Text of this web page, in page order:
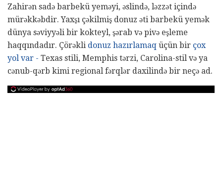
Zahirən sadə barbekü yeməyi, əslində, ləzzət içində
mürəkkəbdir. Yaxşı çəkilmiş donuz əti barbekü yemək
dünya səviyyəli bir kokteyl, şərab və pivə eşleme
haqqındadır. Çörəkli donuz hazırlamaq üçün bir çox
yol var - Texas stili, Memphis tərzi, Carolina-stil və ya
cənub-qərb kimi regional fərqlər daxilində bir neçə ad.